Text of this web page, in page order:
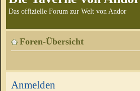
Das offizielle Forum zur Welt von Andor
Foren-Übersicht
Anmelden